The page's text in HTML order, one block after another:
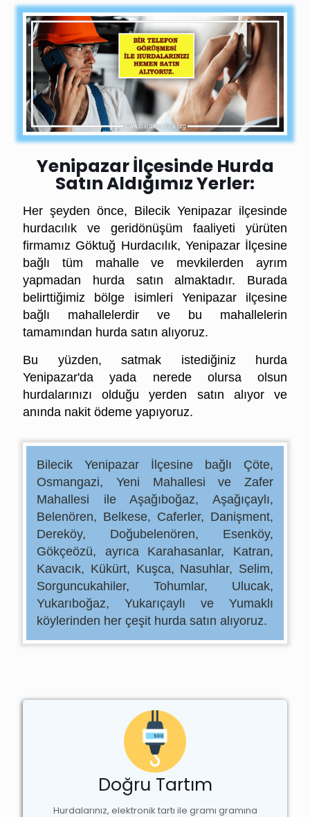
Yenipazar İlçesinde Hurda
Satın Aldığımız Yerler:
Her şeyden önce, Bilecik Yenipazar ilçesinde
hurdacılık ve geridönüşüm faaliyeti yürüten
firmamız Göktuğ Hurdacılık, Yenipazar İlçesine
bağlı tüm mahalle ve mevkilerden ayrım
yapmadan hurda satın almaktadır. Burada
belirttiğimiz bölge isimleri Yenipazar ilçesine
bağlı mahallelerdir ve bu mahallelerin
tamamından hurda satın alıyoruz.
Bu yüzden, satmak istediğiniz hurda
Yenipazar'da yada nerede olursa olsun
hurdalarınızı olduğu yerden satın alıyor ve
anında nakit ödeme yapıyoruz.
Bilecik Yenipazar İlçesine bağlı Çöte,
Osmangazi, Yeni Mahallesi ve Zafer
Mahallesi ileAşağıboğaz, Aşağıçaylı,
Belenören, Belkese, Caferler, Danişment,
Dereköy, Doğubelenören, Esenköy,
Gökçeözü, ayrıca Karahasanlar, Katran,
Kavacık, Kükürt, Kuşca, Nasuhlar, Selim,
Sorguncukahiler, Tohumlar, Ulucak,
Yukarıboğaz, Yukarıçaylı ve Yumaklı
köylerinden her çeşit hurda satın alıyoruz.
Doğru Tartım
Hurdalarınız, elektronik tartı ile gramı gramına